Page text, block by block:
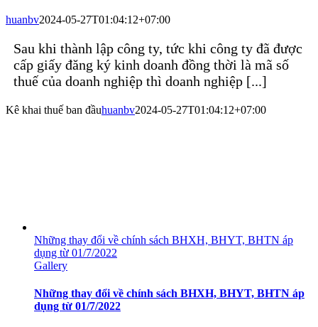
huanbv2024-05-27T01:04:12+07:00
Sau khi thành lập công ty, tức khi công ty đã được
cấp giấy đăng ký kinh doanh đồng thời là mã số
thuế của doanh nghiệp thì doanh nghiệp [...]
Kê khai thuế ban đầuhuanbv2024-05-27T01:04:12+07:00
Những thay đổi về chính sách BHXH, BHYT, BHTN áp
dụng từ 01/7/2022
Gallery
Những thay đổi về chính sách BHXH, BHYT, BHTN áp
dụng từ 01/7/2022